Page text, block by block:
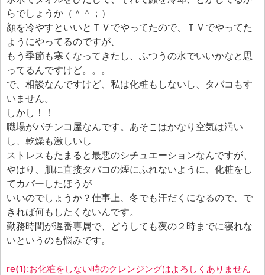
お問い合わせフォーム
らでしょうか（＾＾；）
顔を冷やすといいとＴＶでやってたので、ＴＶでやってた
ようにやってるのですが、
もう季節も寒くなってきたし、ふつうの水でいいかなと思
ってるんですけど。。。
で、相談なんですけど、私は化粧もしないし、タバコもす
いません。
しかし！！
職場がパチンコ屋なんです。あそこはかなり空気は汚い
し、乾燥も激しいし
ストレスもたまると最悪のシチュエーションなんですが、
やはり、肌に直接タバコの煙にふれないように、化粧をし
てカバーしたほうが
いいのでしょうか？仕事上、冬でも汗だくになるので、で
きれば何もしたくないんです。
勤務時間が遅番専属で、どうしても夜の２時までに寝れな
いというのも悩みです。
re(1):お化粧をしない時のクレンジングはよろしくありません